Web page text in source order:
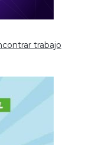
trabajo